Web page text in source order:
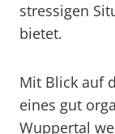
stressigen
bietet.
Mit Blick auf
eines gut
Wuppertal